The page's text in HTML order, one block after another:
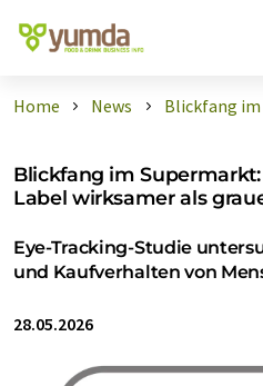
Home News Blickfang im
Blickfang im
Label wirksamer als
Eye-Tracking-Studie
und Kaufverhalten von
28.05.2026